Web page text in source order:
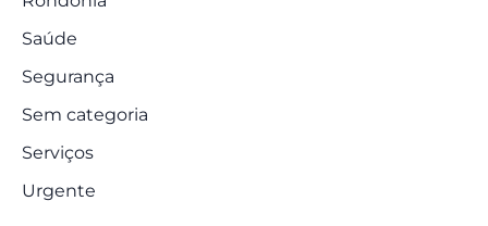
Saúde
Segurança
Sem categoria
Serviços
Urgente